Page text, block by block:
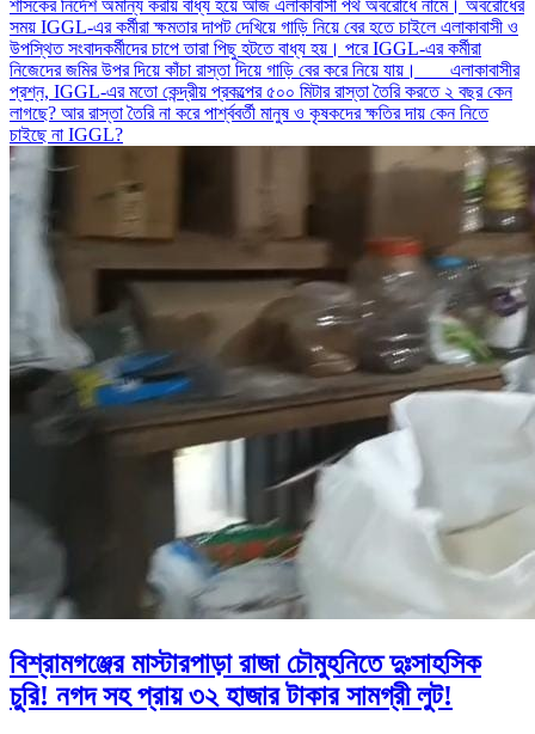
শাসকের নির্দেশ অমান্য করায় বাধ্য হয়ে আজ এলাকাবাসী পথ অবরোধে নামে। অবরোধের
সময় IGGL-এর কর্মীরা ক্ষমতার দাপট দেখিয়ে গাড়ি নিয়ে বের হতে চাইলে এলাকাবাসী ও
উপস্থিত সংবাদকর্মীদের চাপে তারা পিছু হটতে বাধ্য হয়। পরে IGGL-এর কর্মীরা
নিজেদের জমির উপর দিয়ে কাঁচা রাস্তা দিয়ে গাড়ি বের করে নিয়ে যায়। এলাকাবাসীর
প্রশ্ন, IGGL-এর মতো কেন্দ্রীয় প্রকল্পের ৫০০ মিটার রাস্তা তৈরি করতে ২ বছর কেন
লাগছে? আর রাস্তা তৈরি না করে পার্শ্ববর্তী মানুষ ও কৃষকদের ক্ষতির দায় কেন নিতে
চাইছে না IGGL?
বিশ্রামগঞ্জের মাস্টারপাড়া রাজা চৌমুহনিতে দুঃসাহসিক
চুরি! নগদ সহ প্রায় ৩২ হাজার টাকার সামগ্রী লুট!